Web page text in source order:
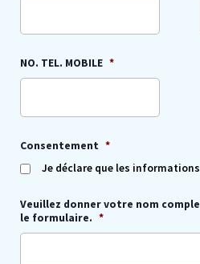
NO. TEL. MOBILE *
Consentement *
Je déclare que les
Veuillez donner votre nom
le formulaire. *